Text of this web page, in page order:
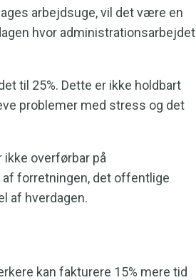
arbejdsuge, vil det være en
hvor administrationsarbejdet
til 25%. Dette er ikke holdbart
problemer med stress og det
ikke overførbar på
forretningen, det offentlige
af hverdagen.
kan fakturere 15% mere tid